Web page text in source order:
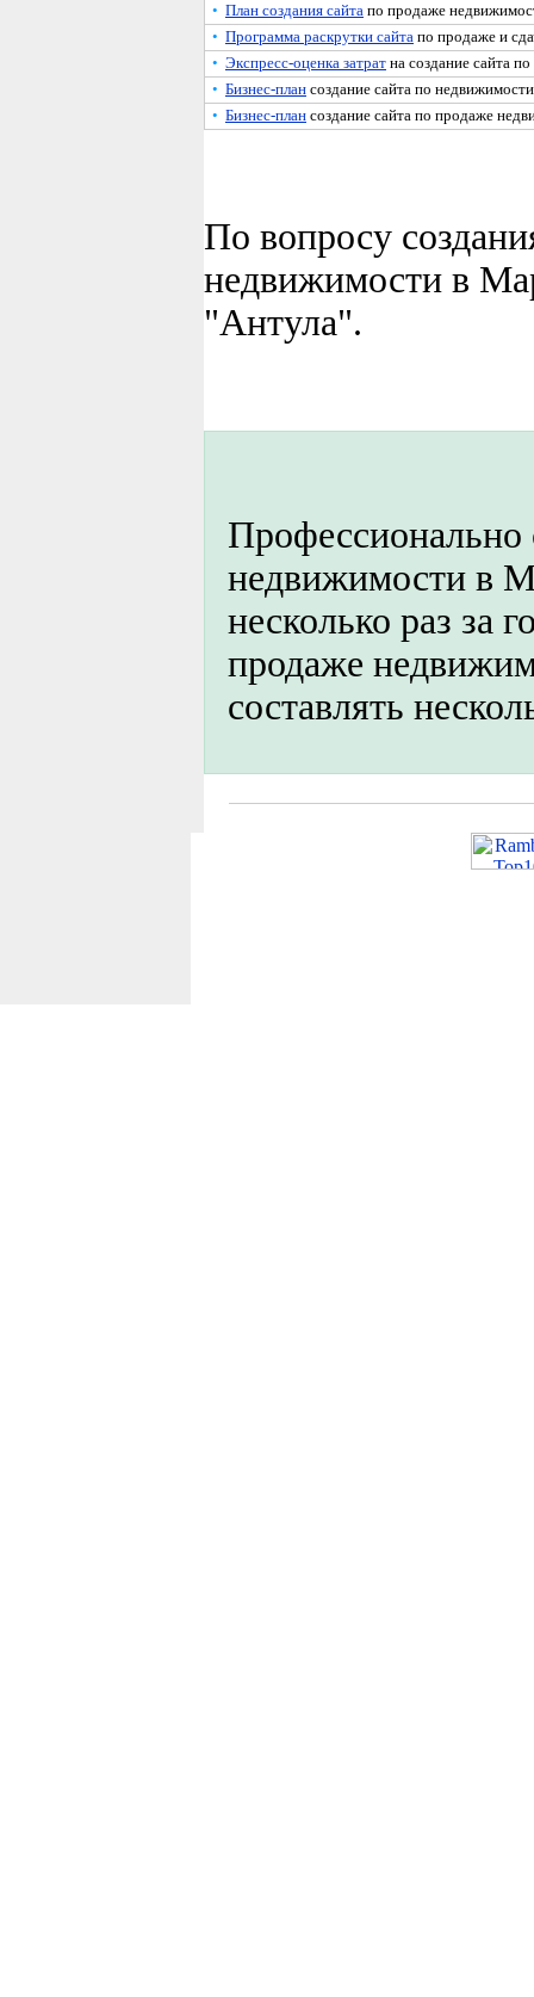
• План создания сайта по продаже
• Программа раскрутки сайта по продаже и
• Экспресс-оценка затрат на создание сайта
• Бизнес-план создание сайта по
• Бизнес-план создание сайта по продаже
По вопросу
недвижимости в
"Антула".
Профессионально
недвижимости в
несколько раз за
продаже
составлять